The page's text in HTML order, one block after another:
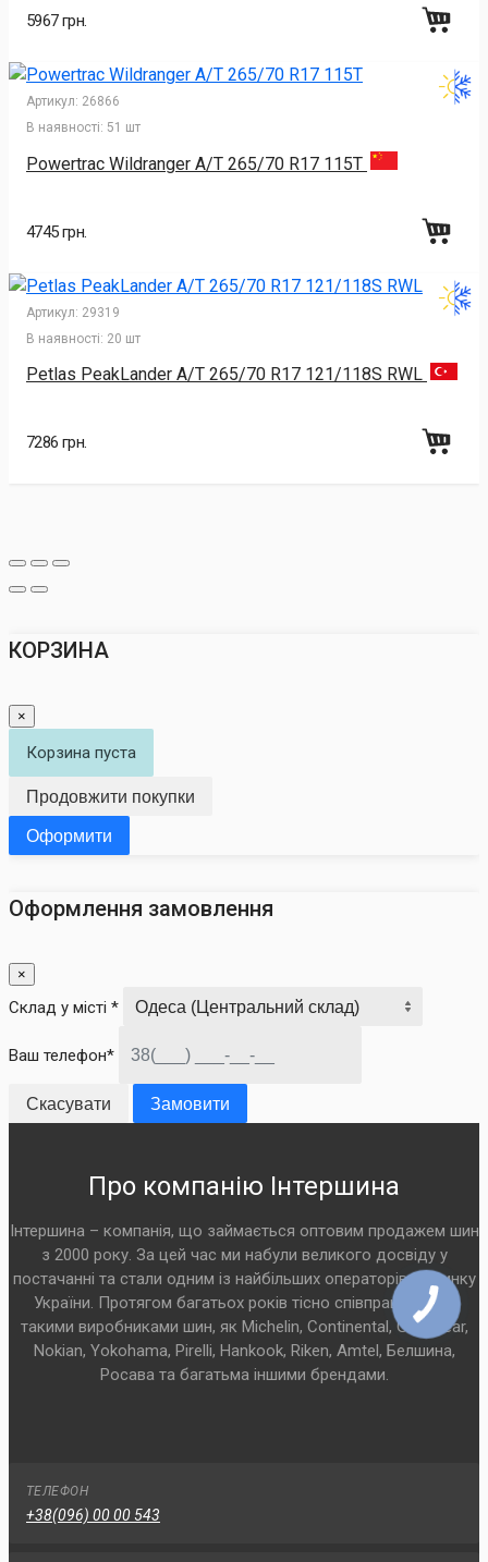
5967 грн.
Артикул: 26866
В наявності: 51 шт
Powertrac Wildranger A/T 265/70 R17 115T
4745 грн.
Артикул: 29319
В наявності: 20 шт
Petlas PeakLander A/T 265/70 R17 121/118S RWL
7286 грн.
КОРЗИНА
×
Корзина пуста
Продовжити покупки
Оформити
Оформлення замовлення
×
Склад у місті *
Ваш телефон*
Скасувати Замовити
Про компанію Інтершина
Інтершина – компанія, що займається оптовим продажем шин
з 2000 року. За цей час ми набули великого досвіду у
постачанні та стали одним із найбільших операторів на ринку
України. Протягом багатьох років тісно співпрацюємо з
такими виробниками шин, як Michelin, Continental, Goodyear,
Nokian, Yokohama, Pirelli, Hankook, Riken, Amtel, Белшина,
Росава та багатьма іншими брендами.
ТЕЛЕФОН
+38(096) 00 00 543